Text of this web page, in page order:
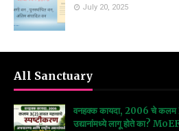
July 20, 2025
All Sanctuary
वनहक्क कायदा, 2006 चे कलम
उद्यानांमध्ये लागू होते का?